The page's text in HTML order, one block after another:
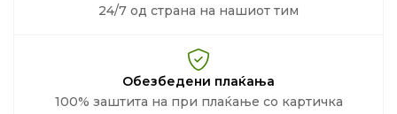
24/7 од страна на нашиот тим
Обезбедени плаќања
100% заштита на при плаќање со картичка